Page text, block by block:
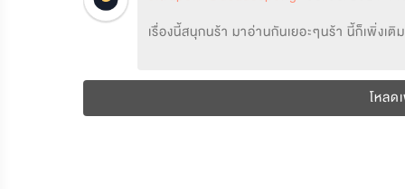
เรื่องนี้สนุกนร้า มาอ่านกันเยอะๆนร้า นี้ก็เพิ่งเติ
โหลด